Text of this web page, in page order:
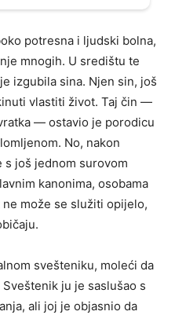
potresna i ljudski bolna,
mnogih. U središtu te
izgubila sina. Njen sin, još
vlastiti život. Taj čin —
— ostavio je porodicu
No, nakon
s još jednom surovom
kanonima, osobama
može se služiti opijelo,
svešteniku, moleći da
ju je saslušao s
ali joj je objasnio da